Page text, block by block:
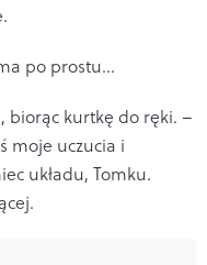
po prostu...
biorąc kurtkę do ręki. –
moje uczucia i
układu, Tomku.